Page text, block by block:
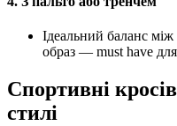
Ідеальний баланс
образ — must have для
Спортивні
стилі